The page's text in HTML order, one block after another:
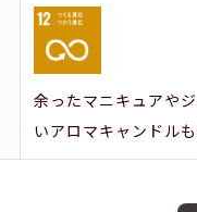
余ったマニキュアや
いアロマキャンドル